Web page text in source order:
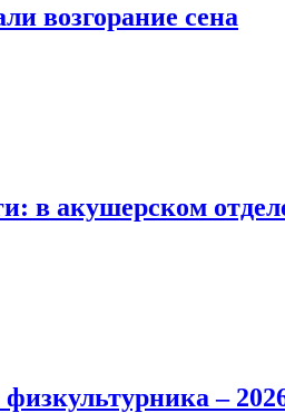
возгорание сена
в акушерском
–